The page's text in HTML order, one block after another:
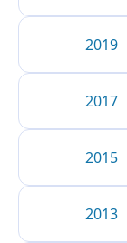
2019
2017
2015
2013